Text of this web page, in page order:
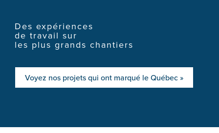
Des expériences
de travail sur
les plus grands chantiers
Voyez nos projets qui ont marqué le Québec »